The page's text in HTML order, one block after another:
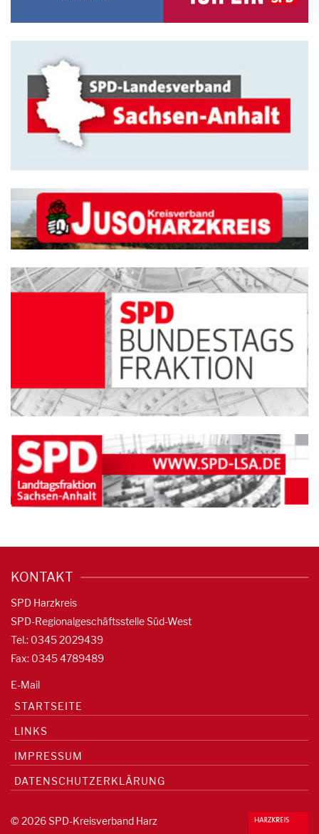
KONTAKT
SPD Harzkreis
SPD-Regionalgeschäftsstelle Süd-West
Tel.: 0345 2029439
Fax: 0345 4789489
E-Mail
STARTSEITE
LINKS
IMPRESSUM
DATENSCHUTZERKLÄRUNG
© 2026 SPD-Kreisverband Harz